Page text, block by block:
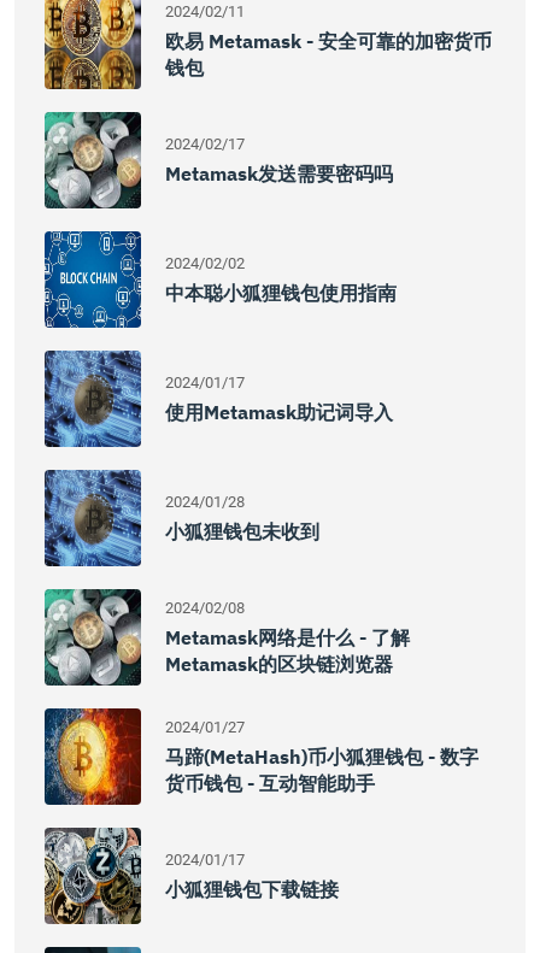
2024/02/11
欧易 Metamask - 安全可靠的加密货币
钱包
2024/02/17
Metamask发送需要密码吗
2024/02/02
中本聪小狐狸钱包使用指南
2024/01/17
使用Metamask助记词导入
2024/01/28
小狐狸钱包未收到
2024/02/08
Metamask网络是什么 - 了解
Metamask的区块链浏览器
2024/01/27
马蹄(MetaHash)币小狐狸钱包 - 数字
货币钱包 - 互动智能助手
2024/01/17
小狐狸钱包下载链接